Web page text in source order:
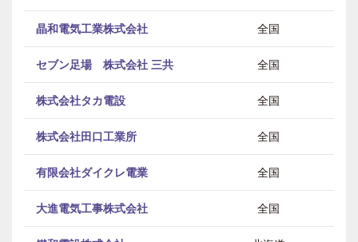
晶和電気工業株式会社 全国
セブン足場 株式会社 三共 全国
株式会社タカ電設 全国
株式会社田口工業所 全国
有限会社ダイクレ電業 全国
大進電気工事株式会社 全国